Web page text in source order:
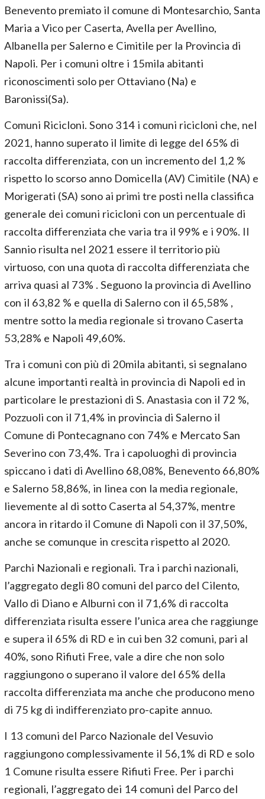
Benevento premiato il comune di Montesarchio, Santa
Maria a Vico per Caserta, Avella per Avellino,
Albanella per Salerno e Cimitile per la Provincia di
Napoli. Per i comuni oltre i 15mila abitanti
riconoscimenti solo per Ottaviano (Na) e
Baronissi(Sa).
Comuni Ricicloni. Sono 314 i comuni ricicloni che, nel
2021, hanno superato il limite di legge del 65% di
raccolta differenziata, con un incremento del 1,2 %
rispetto lo scorso anno Domicella (AV) Cimitile (NA) e
Morigerati (SA) sono ai primi tre posti nella classifica
generale dei comuni ricicloni con un percentuale di
raccolta differenziata che varia tra il 99% e i 90%. Il
Sannio risulta nel 2021 essere il territorio più
virtuoso, con una quota di raccolta differenziata che
arriva quasi al 73% . Seguono la provincia di Avellino
con il 63,82 % e quella di Salerno con il 65,58% ,
mentre sotto la media regionale si trovano Caserta
53,28% e Napoli 49,60%.
Tra i comuni con più di 20mila abitanti, si segnalano
alcune importanti realtà in provincia di Napoli ed in
particolare le prestazioni di S. Anastasia con il 72 %,
Pozzuoli con il 71,4% in provincia di Salerno il
Comune di Pontecagnano con 74% e Mercato San
Severino con 73,4%. Tra i capoluoghi di provincia
spiccano i dati di Avellino 68,08%, Benevento 66,80%
e Salerno 58,86%, in linea con la media regionale,
lievemente al di sotto Caserta al 54,37%, mentre
ancora in ritardo il Comune di Napoli con il 37,50%,
anche se comunque in crescita rispetto al 2020.
Parchi Nazionali e regionali. Tra i parchi nazionali,
l’aggregato degli 80 comuni del parco del Cilento,
Vallo di Diano e Alburni con il 71,6% di raccolta
differenziata risulta essere l’unica area che raggiunge
e supera il 65% di RD e in cui ben 32 comuni, pari al
40%, sono Rifiuti Free, vale a dire che non solo
raggiungono o superano il valore del 65% della
raccolta differenziata ma anche che producono meno
di 75 kg di indifferenziato pro-capite annuo.
I 13 comuni del Parco Nazionale del Vesuvio
raggiungono complessivamente il 56,1% di RD e solo
1 Comune risulta essere Rifiuti Free. Per i parchi
regionali, l’aggregato dei 14 comuni del Parco del